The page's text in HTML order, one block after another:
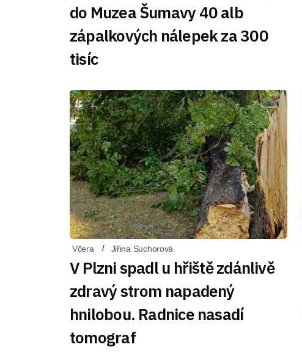
do Muzea Šumavy 40 alb
zápalkových nálepek za 300
tisíc
Včera Jiřina Suchorová
V Plzni spadl u hřiště zdánlivě
zdravý strom napadený
hnilobou. Radnice nasadí
tomograf